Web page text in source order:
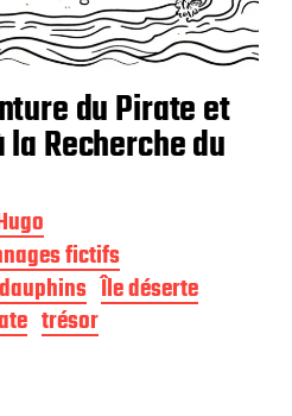
du Pirate et
Recherche du
fictifs
dauphins Île déserte
trésor